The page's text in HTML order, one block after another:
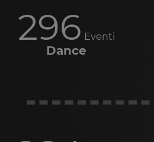
296 Eventi
Dance